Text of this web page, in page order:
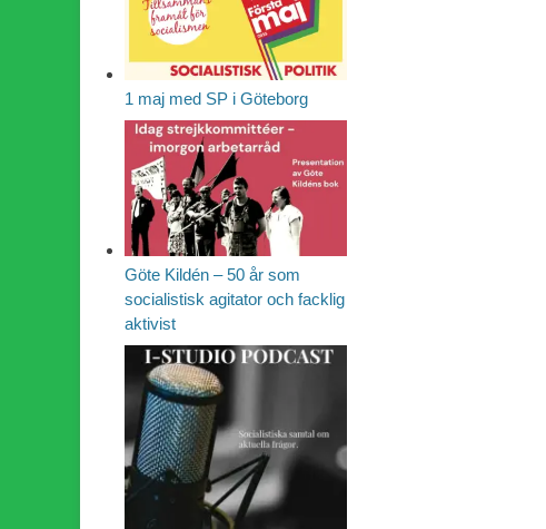
1 maj med SP i Göteborg
Göte Kildén – 50 år som
socialistisk agitator och facklig
aktivist